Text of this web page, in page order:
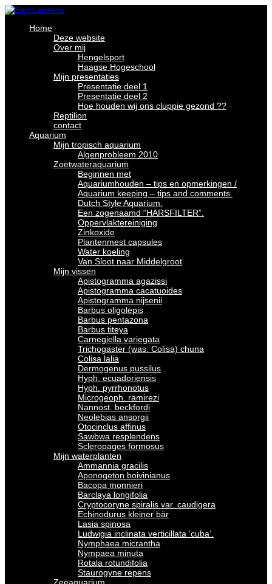
Home
Deze website
Over mij
Hengelsport
Haagse Hogeschool
Mijn presentaties
Presentatie deel 1
Presentatie deel 2
Hoe houden wij ons cluppie gezond ??
Reptilion
contact
Aquarium
Mijn tropisch aquarium
Algenprobleem 2010
Zoetwateraquarium
Beginnen met
Aquariumhouden – tips en opmerkingen /
Aquarium keeping – tips and comments.
Dutch Style Aquarium.
Een zogenaamd “HARSFILTER”.
Oppervlaktereiniging
Zinkoxide
Plantenmest capsules
Water koeling
Van Sloot naar Middelgroot
Mijn vissen
Apistogramma agazissi
Apistogramma cacatuoides
Apistogramma nijsenii
Barbus oligolepis
Barbus pentazona
Barbus titeya
Carnegiella variegata
Trichogaster (was: Colisa) chuna
Colisa lalia
Dermogenus pussilus
Hyph. ecuadoriensis
Hyph. pyrrhonotus
Microgeoph. ramirezi
Nannost. beckfordi
Neolebias ansorgii
Otocinclus affinus
Sawbwa resplendens
Scleropages formosus
Mijn waterplanten
Ammannia gracilis
Aponogeton boivinianus
Bacopa monnieri
Barclaya longifolia
Cryptocoryne spiralis var. caudigera
Echinodurus kleiner bär
Lasia spinosa
Ludwigia inclinata verticillata ‘cuba’.
Nymphaea micrantha
Nympaea minuta
Rotala rotundifolia
Staurogyne repens